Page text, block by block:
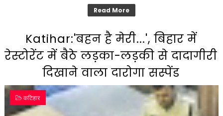
Read More
Katihar:'बहन है मेरी...', बिहार में
रेस्टोरेंट में बैठे लड़का-लड़की से दादागीरी
दिखाने वाला दारोगा सस्पेंड
कटिहार